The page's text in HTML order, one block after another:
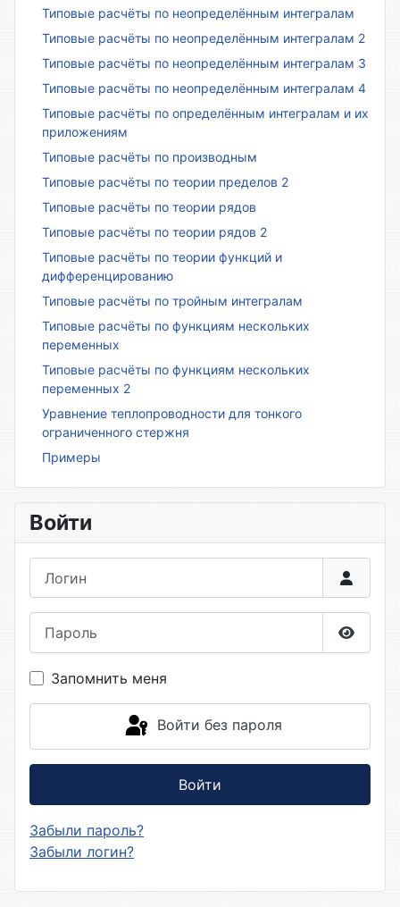
Типовые расчёты по неопределённым интегралам
Типовые расчёты по неопределённым интегралам 2
Типовые расчёты по неопределённым интегралам 3
Типовые расчёты по неопределённым интегралам 4
Типовые расчёты по определённым интегралам и их
приложениям
Типовые расчёты по производным
Типовые расчёты по теории пределов 2
Типовые расчёты по теории рядов
Типовые расчёты по теории рядов 2
Типовые расчёты по теории функций и
дифференцированию
Типовые расчёты по тройным интегралам
Типовые расчёты по функциям нескольких
переменных
Типовые расчёты по функциям нескольких
переменных 2
Уравнение теплопроводности для тонкого
ограниченного стержня
Примеры
Войти
Запомнить меня
Войти без пароля
Войти
Забыли пароль?
Забыли логин?